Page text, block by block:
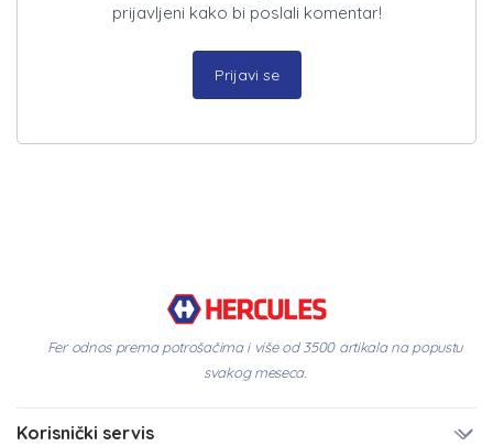
prijavljeni kako bi poslali komentar!
Prijavi se
Fer odnos prema potrošačima i više od 3500 artikala na popustu
svakog meseca.
Korisnički servis